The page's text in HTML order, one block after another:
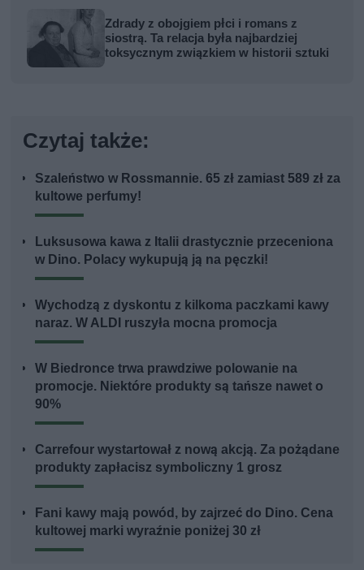
Zdrady z obojgiem płci i romans z
siostrą. Ta relacja była najbardziej
toksycznym związkiem w historii sztuki
Czytaj także:
Szaleństwo w Rossmannie. 65 zł zamiast 589 zł za
kultowe perfumy!
Luksusowa kawa z Italii drastycznie przeceniona
w Dino. Polacy wykupują ją na pęczki!
Wychodzą z dyskontu z kilkoma paczkami kawy
naraz. W ALDI ruszyła mocna promocja
W Biedronce trwa prawdziwe polowanie na
promocje. Niektóre produkty są tańsze nawet o
90%
Carrefour wystartował z nową akcją. Za pożądane
produkty zapłacisz symboliczny 1 grosz
Fani kawy mają powód, by zajrzeć do Dino. Cena
kultowej marki wyraźnie poniżej 30 zł